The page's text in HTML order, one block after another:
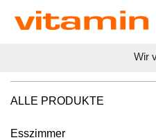
Wir
ALLE PRODUKTE
Esszimmer